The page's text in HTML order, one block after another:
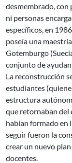
desmembrado, con
ni personas
específicos, en
poseía una
Gotemburgo
conjunto de
La reconstrucción
estudiantes
estructura
que retornaban del
habían formado en
seguir fueron la
crear un nuevo
docentes.